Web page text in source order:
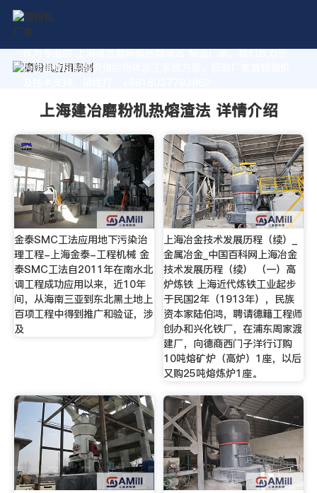
作为专业的 上海建冶磨粉机热熔渣法 制造厂家，我们致力于
为您量身定制高价值的粉体加工系统方案。获取厂家直销报价
上海建冶磨粉机热熔渣法 详情介绍
金泰SMC工法应用地下污染治
理工程-上海金泰-工程机械 金
泰SMC工法自2011年在南水北
调工程成功应用以来，近10年
间，从海南三亚到东北黑土地上
百项工程中得到推广和验证，涉
及
上海冶金技术发展历程（续）_
金属冶金_中国百科网上海冶金
技术发展历程（续） （一）高
炉炼铁 上海近代炼铁工业起步
于民国2年（1913年），民族
资本家陆伯鸿，聘请德籍工程师
创办和兴化铁厂，在浦东周家渡
建厂，向德商西门子洋行订购
10吨熔矿炉（高炉）1座，以后
又购25吨熔炼炉1座。